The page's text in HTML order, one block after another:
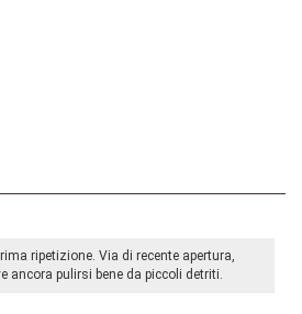
ripetizione. Via di recente apertura,
ancora pulirsi bene da piccoli detriti.